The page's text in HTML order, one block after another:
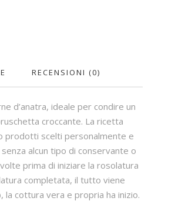
RECENSIONI (0)
d’anatra, ideale per condire un
croccante. La ricetta
prodotti scelti personalmente e
alcun tipo di conservante o
prima di iniziare la rosolatura
completata, il tutto viene
la cottura vera e propria ha inizio.